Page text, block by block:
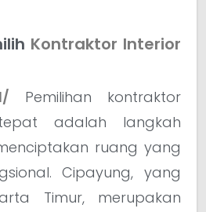
Kontraktor Interior
Pemilihan kontraktor
adalah langkah
ruang yang
Cipayung, yang
Timur, merupakan